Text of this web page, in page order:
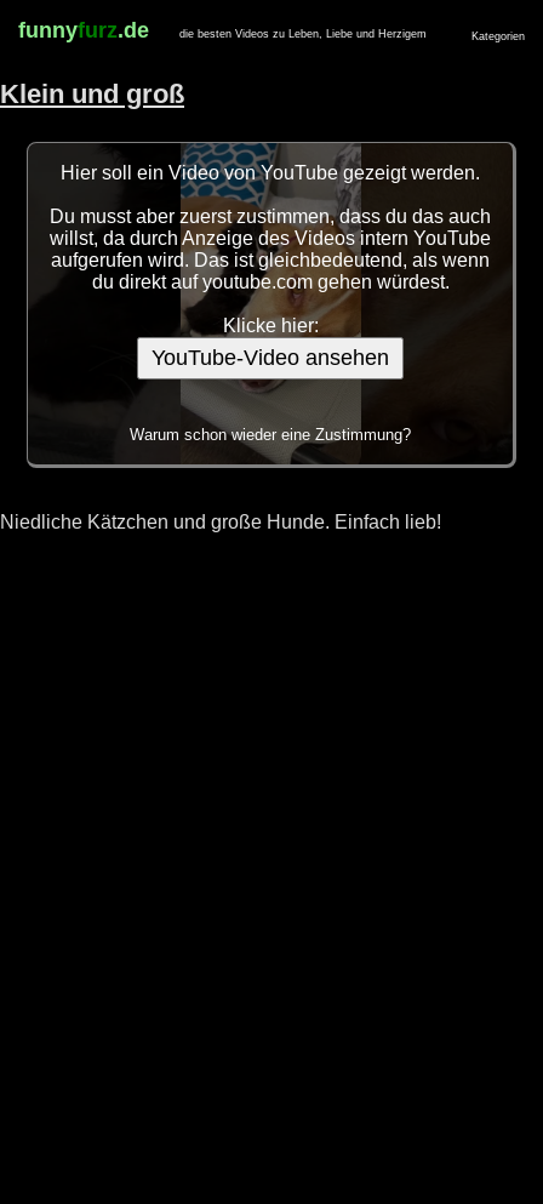
funnyfurz.de die besten Videos zu Leben, Liebe und Herzigem Kategorien
Klein und groß
Hier soll ein Video von YouTube gezeigt werden.
Du musst aber zuerst zustimmen, dass du das auch
willst, da durch Anzeige des Videos intern YouTube
aufgerufen wird. Das ist gleichbedeutend, als wenn
du direkt auf youtube.com gehen würdest.
Klicke hier:
YouTube-Video ansehen
Warum schon wieder eine Zustimmung?
Niedliche Kätzchen und große Hunde. Einfach lieb!